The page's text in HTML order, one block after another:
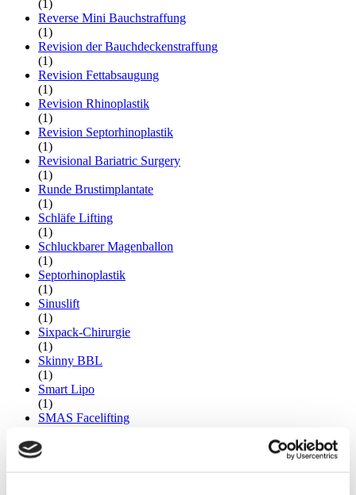
(1)
Reverse Mini Bauchstraffung
(1)
Revision der Bauchdeckenstraffung
(1)
Revision Fettabsaugung
(1)
Revision Rhinoplastik
(1)
Revision Septorhinoplastik
(1)
Revisional Bariatric Surgery
(1)
Runde Brustimplantate
(1)
Schläfe Lifting
(1)
Schluckbarer Magenballon
(1)
Septorhinoplastik
(1)
Sinuslift
(1)
Sixpack-Chirurgie
(1)
Skinny BBL
(1)
Smart Lipo
(1)
SMAS Facelifting
Stirnverkleinerung
(1)
Straumann Zahnimplantat